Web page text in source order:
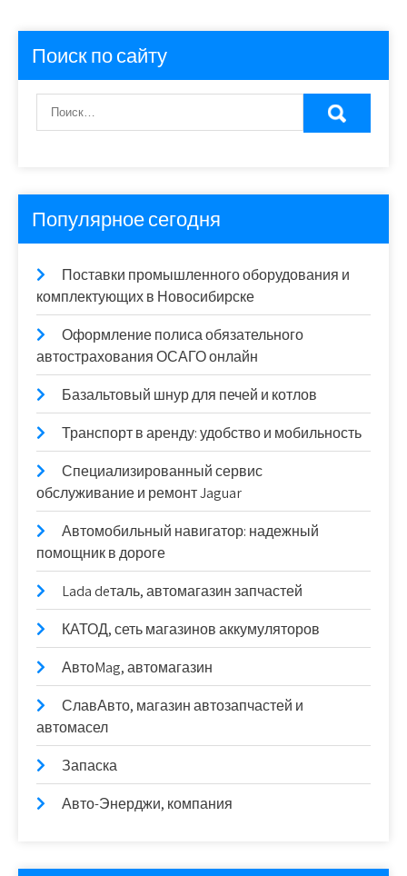
Поиск по сайту
Популярное сегодня
Поставки промышленного оборудования и
комплектующих в Новосибирске
Оформление полиса обязательного
автострахования ОСАГО онлайн
Базальтовый шнур для печей и котлов
Транспорт в аренду: удобство и мобильность
Специализированный сервис
обслуживание и ремонт Jaguar
Автомобильный навигатор: надежный
помощник в дороге
Lada deталь, автомагазин запчастей
КАТОД, сеть магазинов аккумуляторов
АвтоMag, автомагазин
СлавАвто, магазин автозапчастей и
автомасел
Запаска
Авто-Энерджи, компания